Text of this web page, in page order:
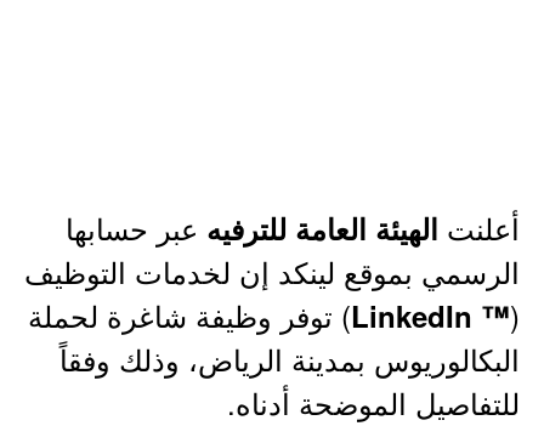
أعلنت الهيئة العامة للترفيه عبر حسابها
الرسمي بموقع لينكد إن لخدمات التوظيف
(
™ LinkedIn
) توفر وظيفة شاغرة لحملة
البكالوريوس بمدينة الرياض، وذلك وفقاً
للتفاصيل الموضحة أدناه.